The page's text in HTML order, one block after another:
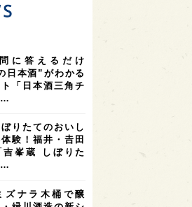
7 和歌山県 6
5 島根県 5
県 4
3
に答えるだけ
日本酒”がわかる
「日本酒三角チ
…
りたてのおいし
験！福井・𠮷田
吉峯蔵 しぼりた
…
ズナラ木桶で醸